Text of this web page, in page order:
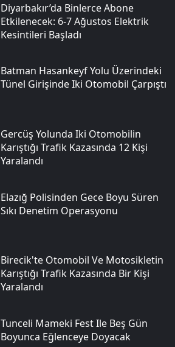
Diyarbakır’da Binlerce Abone
Etkilenecek: 6-7 Ağustos Elektrik
Kesintileri Başladı
Batman Hasankeyf Yolu Üzerindeki
Tünel Girişinde Iki Otomobil Çarpıştı
Gercüş Yolunda Iki Otomobilin
Karıştığı Trafik Kazasında 12 Kişi
Yaralandı
Elazığ Polisinden Gece Boyu Süren
Sıkı Denetim Operasyonu
Birecik'te Otomobil Ve Motosikletin
Karıştığı Trafik Kazasında Bir Kişi
Yaralandı
Tunceli Mameki Fest Ile Beş Gün
Boyunca Eğlenceye Doyacak